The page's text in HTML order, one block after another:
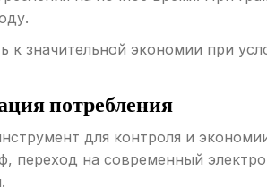
значительной экономии при
потребления
для контроля и
переход на современный